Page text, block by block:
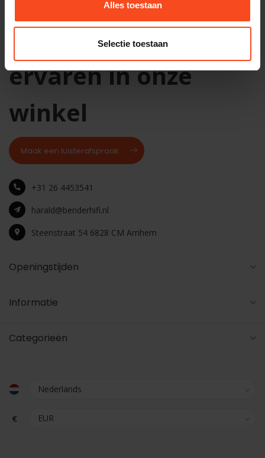
Alles toestaan
Selectie toestaan
Kom het geluid
ervaren in onze
winkel
Maak een luisterafspraak
+31 26 4453541
harald@benderhifi.nl
Steenstraat 54 6828 CM Arnhem
Openingstijden
Informatie
Categorieën
€